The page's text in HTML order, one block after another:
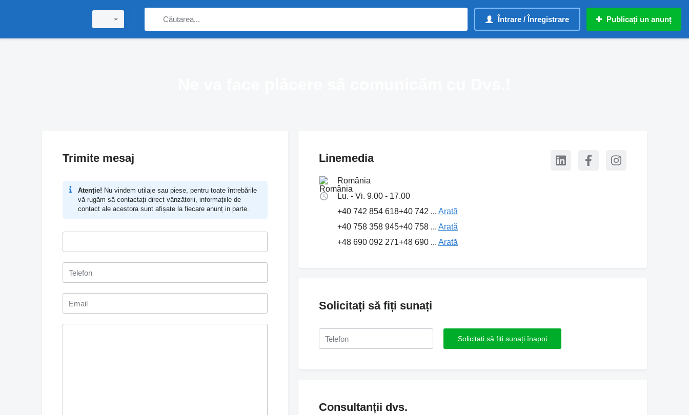
Întrare / Înregistrare Publicați un anunț
Trimite mesaj
Atenție! Nu vindem utilaje sau piese, pentru toate întrebările
vă rugăm să contactați direct vânzătorii, informațiile de
contact ale acestora sunt afișate la fiecare anunț in parte.
Linemedia
România
Lu. - Vi. 9.00 - 17.00
+40 742 854 618+40 742 ... Arată
+40 758 358 945+40 758 ... Arată
+48 690 092 271+48 690 ... Arată
Solicitați să fiți sunați
Consultanții dvs.